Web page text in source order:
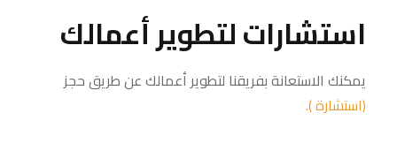
استشارات لتطوير أعمالك
يمكنك الاستعانة بفريقنا لتطوير أعمالك عن طريق حجز
(استشارة ).